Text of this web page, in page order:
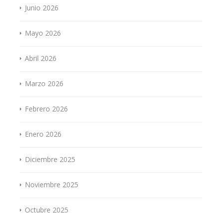
Junio 2026
Mayo 2026
Abril 2026
Marzo 2026
Febrero 2026
Enero 2026
Diciembre 2025
Noviembre 2025
Octubre 2025